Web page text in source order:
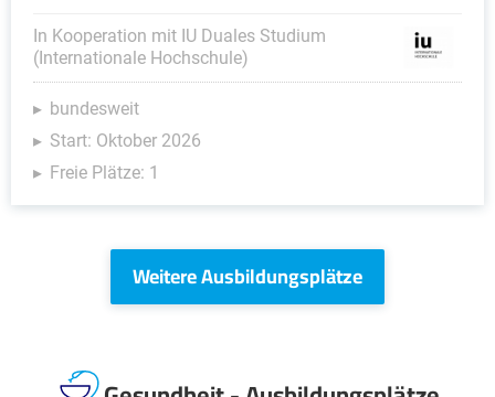
In Kooperation mit IU Duales Studium
(Internationale Hochschule)
bundesweit
Start: Oktober 2026
Freie Plätze: 1
Weitere Ausbildungsplätze